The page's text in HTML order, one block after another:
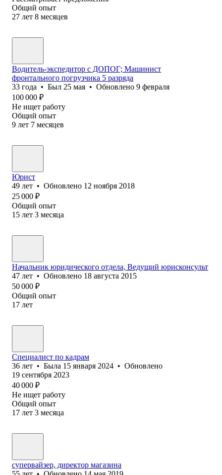
Общий опыт
27 лет 8 месяцев
Водитель-экспедитор с ДОПОГ; Машинист
фронтального погрузчика 5 разряда
33 года • Был 25 мая • Обновлено 9 февраля
100 000 ₽
Не ищет работу
Общий опыт
9 лет 7 месяцев
Юрист
49 лет • Обновлено 12 ноября 2018
25 000 ₽
Общий опыт
15 лет 3 месяца
Начальник юридического отдела, Ведущий юрисконсульт
47 лет • Обновлено 18 августа 2015
50 000 ₽
Общий опыт
17 лет
Специалист по кадрам
36 лет • Была 15 января 2024 • Обновлено
19 сентября 2023
40 000 ₽
Не ищет работу
Общий опыт
17 лет 3 месяца
супервайзер, директор магазина